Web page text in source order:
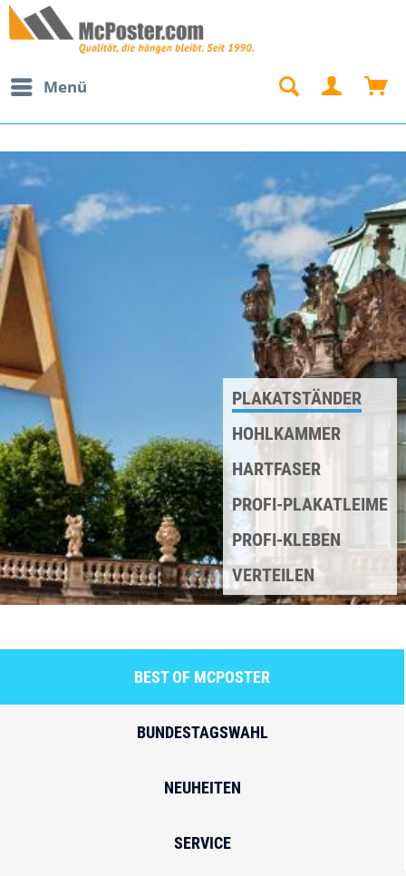
Menü
PLAKATSTÄNDER
HOHLKAMMER
HARTFASER
PROFI-PLAKATLEIME
PROFI-KLEBEN
VERTEILEN
BEST OF MCPOSTER
BUNDESTAGSWAHL
NEUHEITEN
SERVICE